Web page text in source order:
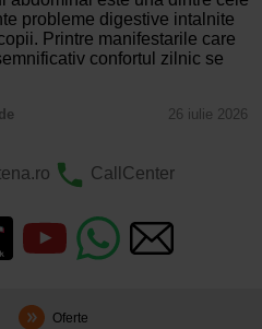
probleme digestive intalnite
Printre manifestarile care
confortul zilnic se
26 iulie 2026
CallCenter
Oferte